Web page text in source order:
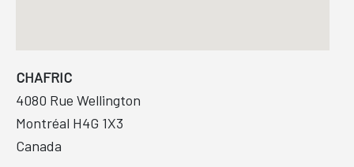
CHAFRIC
4080 Rue Wellington
Montréal H4G 1X3
Canada